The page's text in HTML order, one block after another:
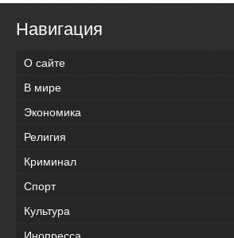
Навигация
О сайте
В мире
Экономика
Религия
Криминал
Спорт
Культура
Инопресса